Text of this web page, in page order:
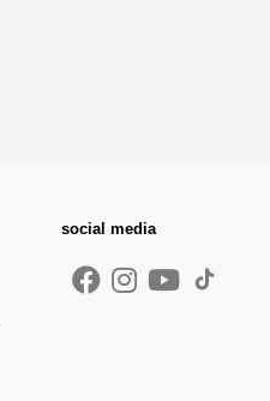
social media